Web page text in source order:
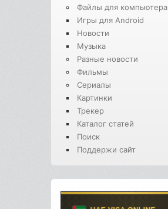
Файлы для компьютера
Игры для Android
Новости
Музыка
Разные новости
Фильмы
Сериалы
Картинки
Трекер
Каталог статей
Поиск
Поддержи сайт